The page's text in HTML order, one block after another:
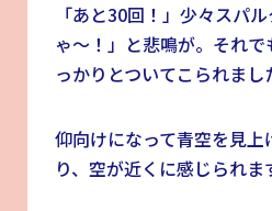
「あと30回！」少々スパ
ゃ〜！」と悲鳴が。それ
っかりとついてこられまし
仰向けになって青空を見
り、空が近くに感じられま